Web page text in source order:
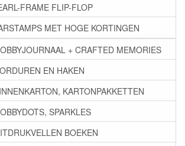
FRAME FLIP-FLOP
MET HOGE KORTINGEN
+ CRAFTED MEMORIES
EN HAKEN
KARTONPAKKETTEN
SPARKLES
BOEKEN